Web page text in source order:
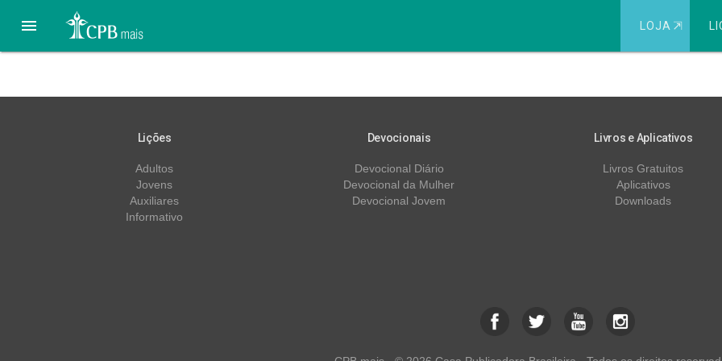
 LOJA ⇱
Lições
Adultos
Jovens
Auxiliares
Informativo
Devocionais
Devocional Diário
Devocional da Mulher
Devocional Jovem
Livros e Aplicativos
Livros Gratuitos
Aplicativos
Downloads